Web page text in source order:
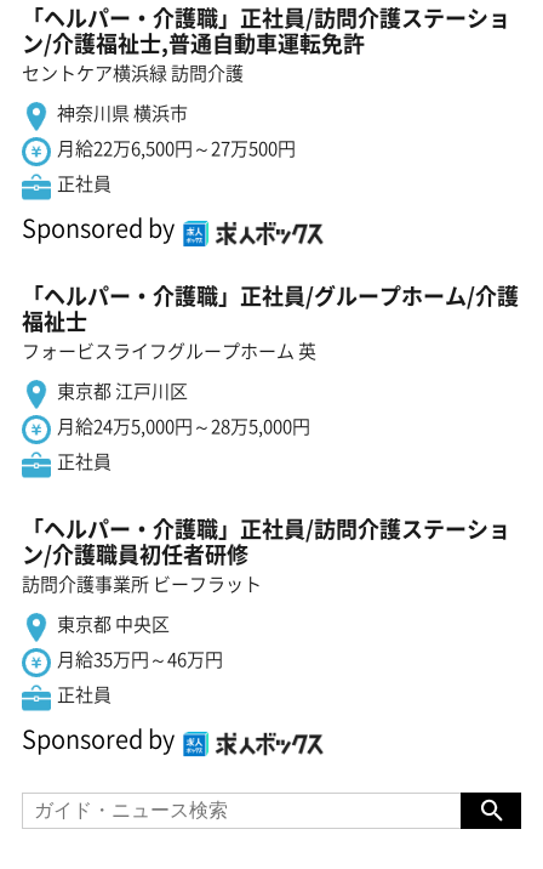
「ヘルパー・介護職」正社員/訪問介護ステーショ
ン/介護福祉士,普通自動車運転免許
セントケア横浜緑 訪問介護
神奈川県 横浜市
月給22万6,500円～27万500円
正社員
Sponsored by
「ヘルパー・介護職」正社員/グループホーム/介護
福祉士
フォービスライフグループホーム 英
東京都 江戸川区
月給24万5,000円～28万5,000円
正社員
「ヘルパー・介護職」正社員/訪問介護ステーショ
ン/介護職員初任者研修
訪問介護事業所 ビーフラット
東京都 中央区
月給35万円～46万円
正社員
Sponsored by